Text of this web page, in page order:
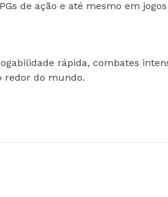
de ação e até mesmo em
rápida, combates
redor do mundo.